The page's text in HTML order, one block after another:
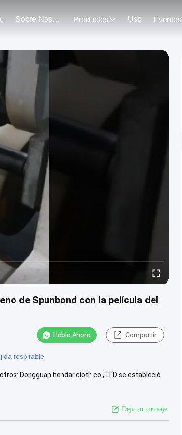
Sobre Nosotros Productos Uso Eventos
de Spunbond con la película del
Habla Ahora. Compartir
respirable
Dongguan hendar cloth co., LTD se estableció
Deja un mensaje.